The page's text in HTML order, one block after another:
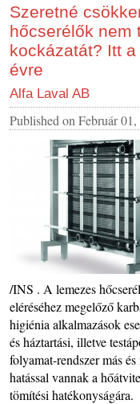
INS MAIN WEBSITE
ABOUT US
Szeretné
hőcserélők nem
kockázatát? Itt
évre
Alfa Laval AB
Published on Február 01,
/INS . A lemezes
eléréséhez megelőző
higiénia alkalmazások
és háztartási, illetve
folyamat-rendszer más
hatással vannak a
tömítési hatékonyságára.